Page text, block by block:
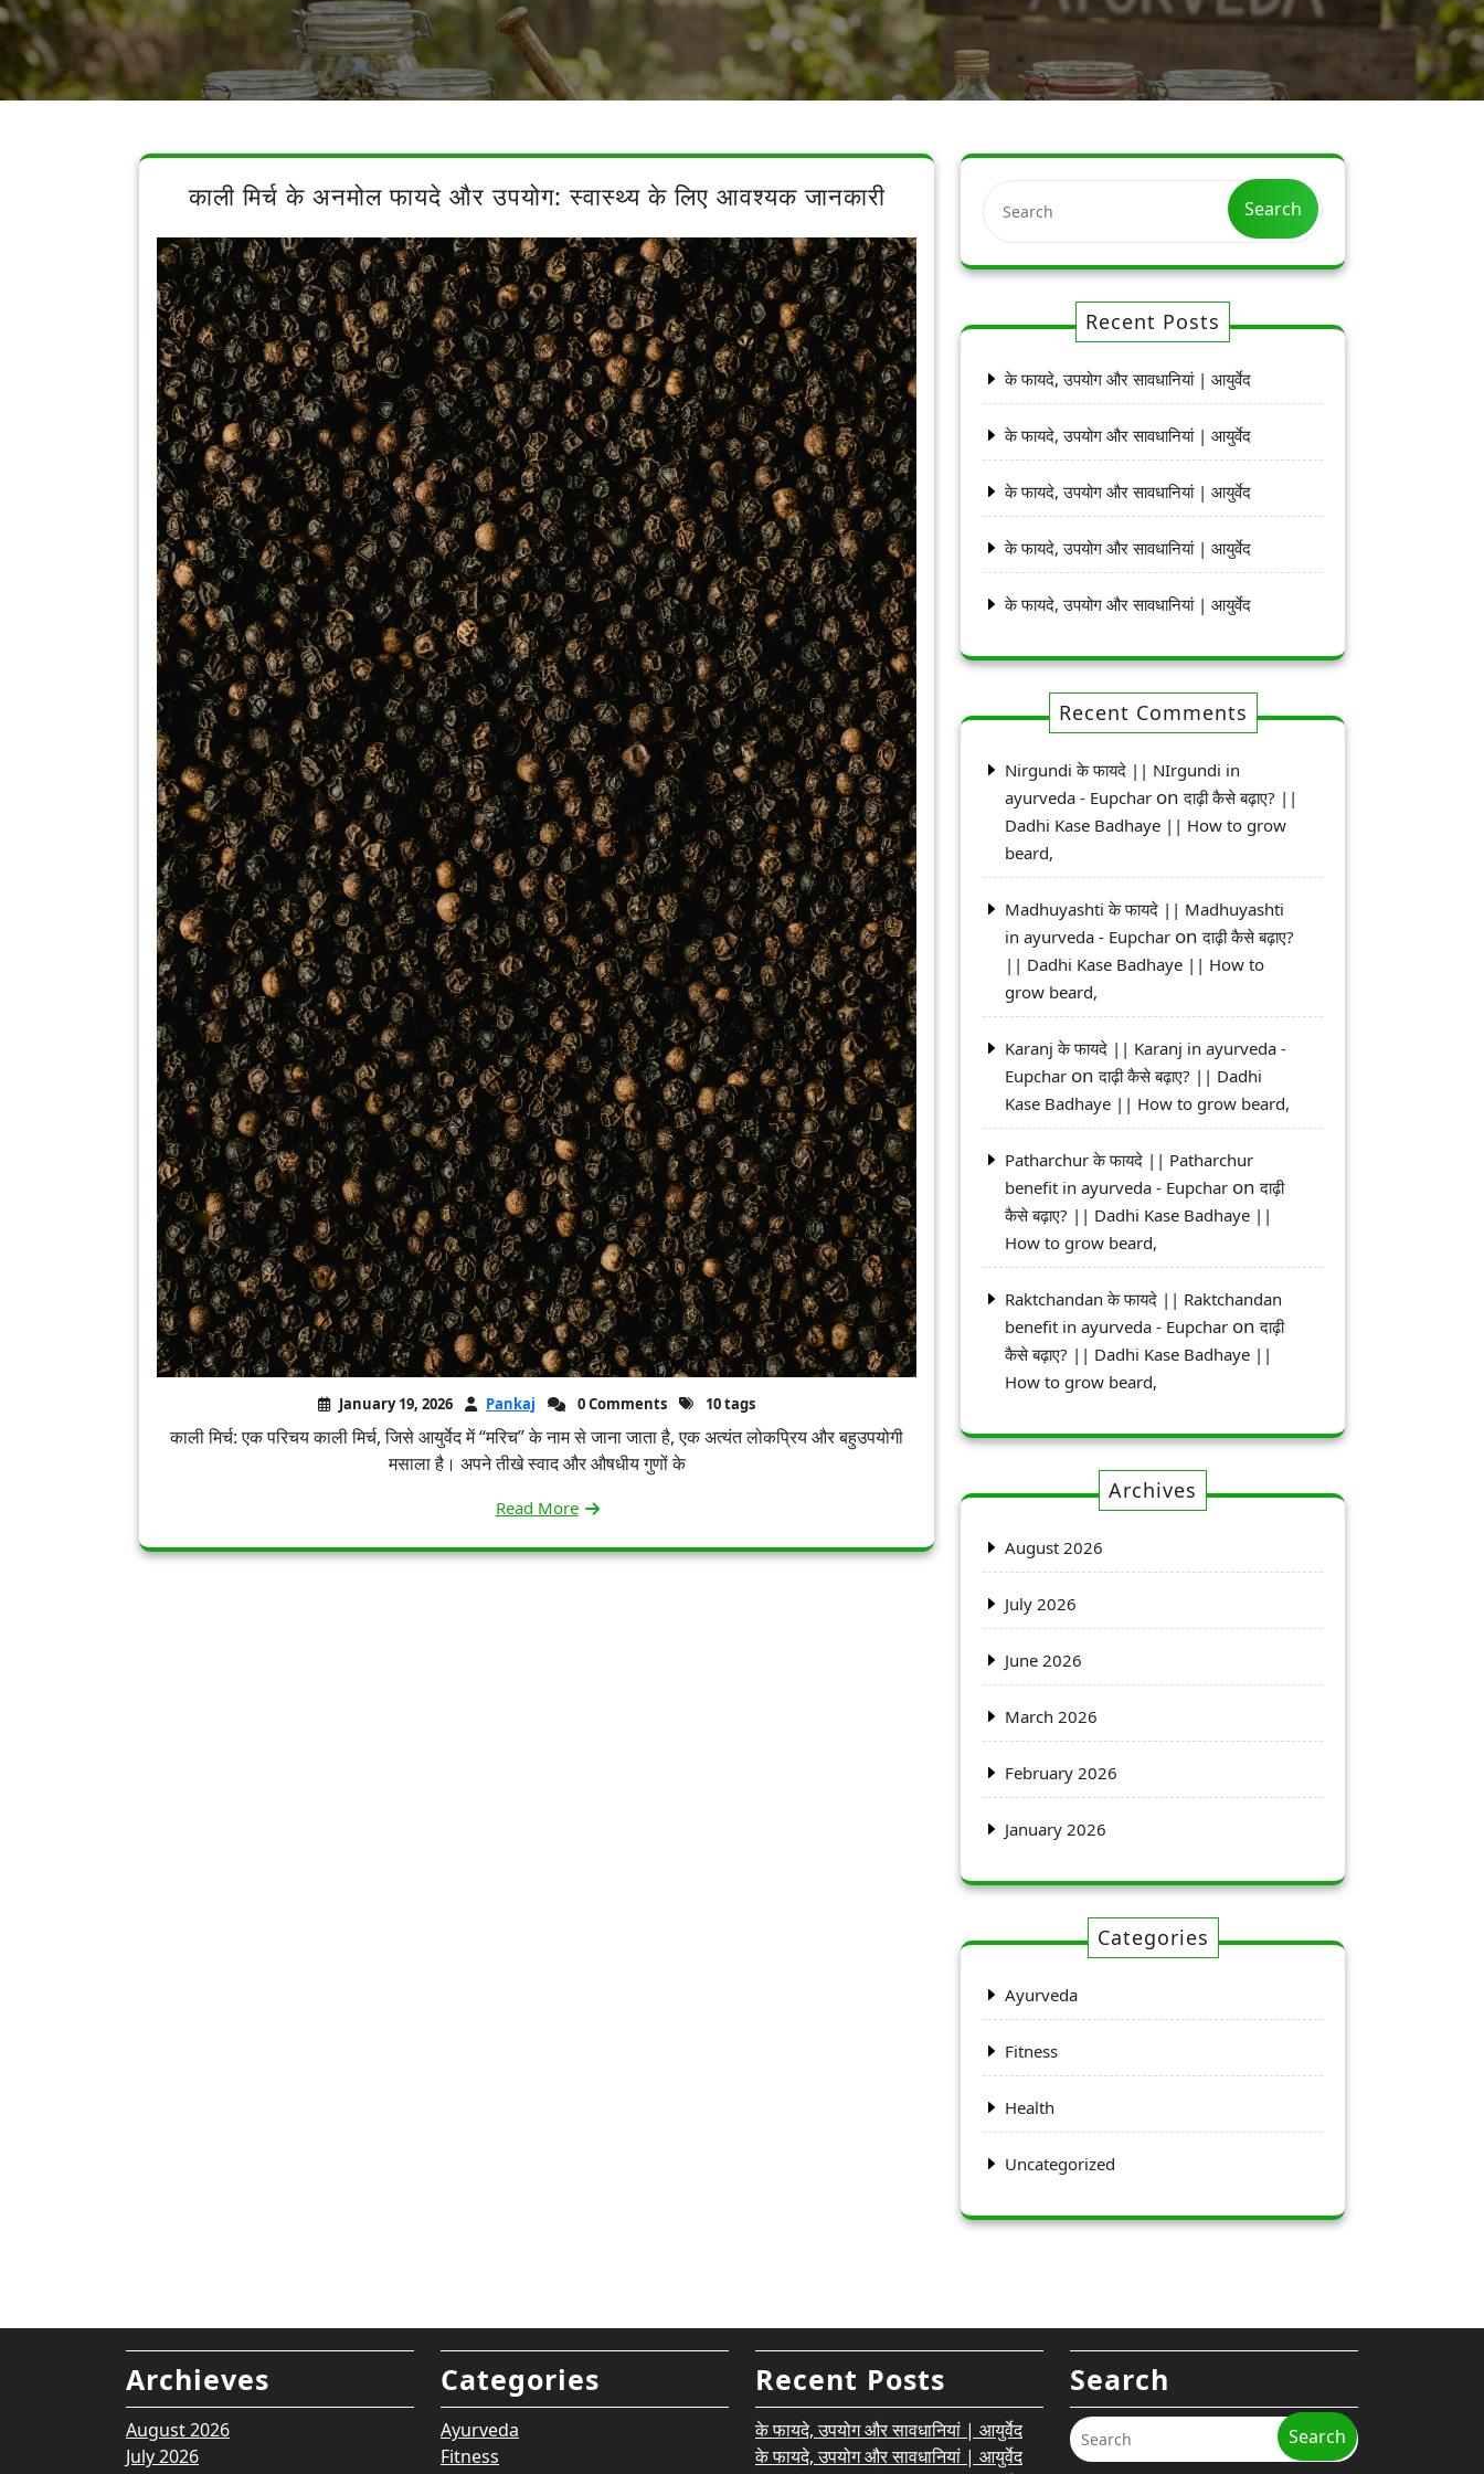
काली मिर्च के अनमोल फायदे और उपयोग: स्वास्थ्य के लिए आवश्यक जानकारी
January 19, 2026 Pankaj 0 Comments 10 tags
काली मिर्च: एक परिचय काली मिर्च, जिसे आयुर्वेद में “मरिच” के नाम से जाना जाता है, एक अत्यंत लोकप्रिय और बहुउपयोगी
मसाला है। अपने तीखे स्वाद और औषधीय गुणों के
Read More
Search
Recent Posts
के फायदे, उपयोग और सावधानियां | आयुर्वेद
के फायदे, उपयोग और सावधानियां | आयुर्वेद
के फायदे, उपयोग और सावधानियां | आयुर्वेद
के फायदे, उपयोग और सावधानियां | आयुर्वेद
के फायदे, उपयोग और सावधानियां | आयुर्वेद
Recent Comments
Nirgundi के फायदे || NIrgundi in
ayurveda - Eupchar onदाढ़ी कैसे बढ़ाए? ||
Dadhi Kase Badhaye || How to grow
beard,
Madhuyashti के फायदे || Madhuyashti
in ayurveda - Eupchar onदाढ़ी कैसे बढ़ाए?
|| Dadhi Kase Badhaye || How to
grow beard,
Karanj के फायदे || Karanj in ayurveda -
Eupchar onदाढ़ी कैसे बढ़ाए? || Dadhi
Kase Badhaye || How to grow beard,
Patharchur के फायदे || Patharchur
benefit in ayurveda - Eupchar onदाढ़ी
कैसे बढ़ाए? || Dadhi Kase Badhaye ||
How to grow beard,
Raktchandan के फायदे || Raktchandan
benefit in ayurveda - Eupchar onदाढ़ी
कैसे बढ़ाए? || Dadhi Kase Badhaye ||
How to grow beard,
Archives
August 2026
July 2026
June 2026
March 2026
February 2026
January 2026
Categories
Ayurveda
Fitness
Health
Uncategorized
Archieves
August 2026
July 2026
Categories
Ayurveda
Fitness
Recent Posts
के फायदे, उपयोग और सावधानियां | आयुर्वेद
के फायदे, उपयोग और सावधानियां | आयुर्वेद
Search
Search